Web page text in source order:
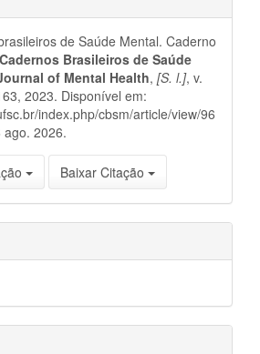
de Saúde Mental. Caderno
Cadernos Brasileiros de Saúde
of Mental Health, [S. l.], v.
2023. Disponível em:
index.php/cbsm/article/view/96
ago. 2026.
Baixar Citação